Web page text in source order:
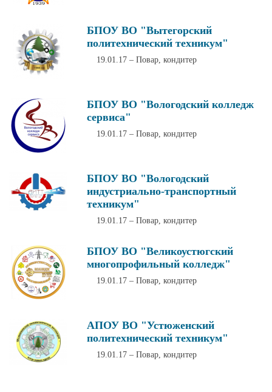
БПОУ ВО "Вытегорский
политехнический техникум"
19.01.17 – Повар, кондитер
БПОУ ВО "Вологодский колледж
сервиса"
19.01.17 – Повар, кондитер
БПОУ ВО "Вологодский
индустриально-транспортный
техникум"
19.01.17 – Повар, кондитер
БПОУ ВО "Великоустюгский
многопрофильный колледж"
19.01.17 – Повар, кондитер
АПОУ ВО "Устюженский
политехнический техникум"
19.01.17 – Повар, кондитер